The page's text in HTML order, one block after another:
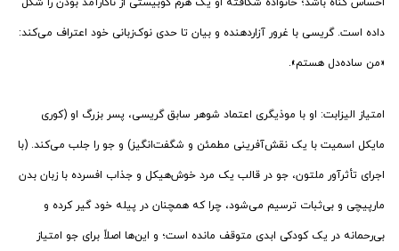
داده است. گریسی با غرور آزاردهنده‌ و بیان تا حدی نوک‌زبانی خود اعتراف می‌کند:
«من ساده‌دل هستم».
امتیاز الیزابت: او با موذیگری اعتماد شوهر سابق گریسی، پسر بزرگ او (کوری
مایکل اسمیت با یک نقش‌آفرینی مطمئن و شگفت‌انگیز) و جو را جلب می‌کند. (با
اجرای تأثرآور ملتون، جو در قالب یک مرد خوش‌هیکل و جذاب افسرده با زبان بدن
مارپیچی و بی‌ثبات ترسیم می‌شود، چرا که همچنان در پیله خود گیر کرده و
بی‌رحمانه در یک کودکی ابدی متوقف مانده است؛ و این‌ها اصلاً برای جو امتیاز